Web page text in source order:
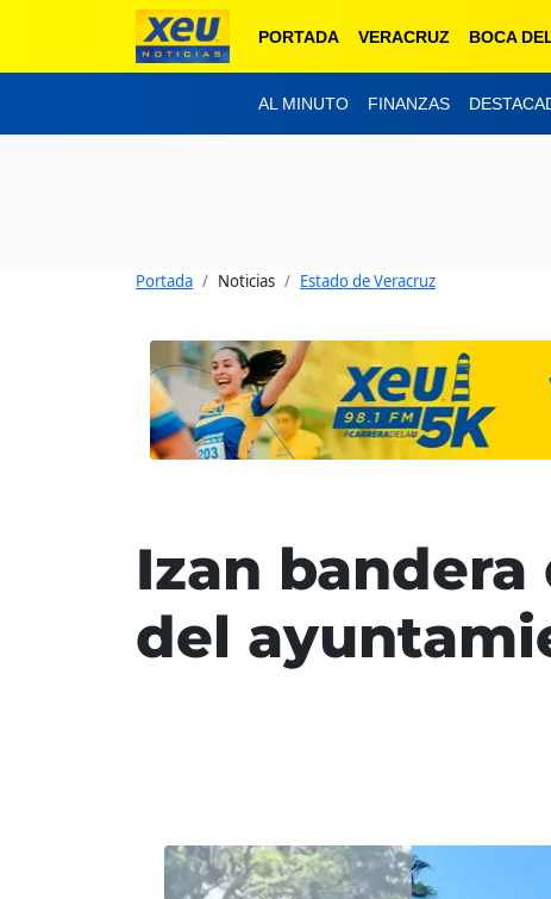
PORTADA VERACRUZ BOCA
AL MINUTO FINANZAS
Portada Noticias Estado de Veracruz
Izan
del